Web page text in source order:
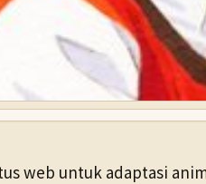
web untuk adaptasi